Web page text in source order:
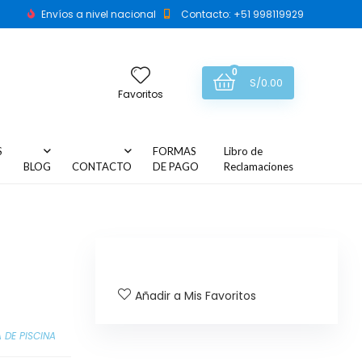
Envíos a nivel nacional Contacto: +51 998119929
Favoritos
0
S/0.00
BLOG
CONTACTO
FORMAS
DE PAGO
Libro de
Reclamaciones
DE PISCINA
Añadir a Mis Favoritos